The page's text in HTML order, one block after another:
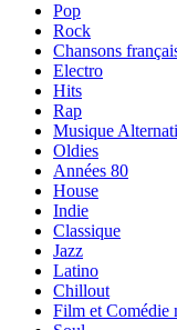
Pop
Rock
Chansons
Electro
Hits
Rap
Musique
Oldies
Années 80
House
Indie
Classique
Jazz
Latino
Chillout
Film et Comédie